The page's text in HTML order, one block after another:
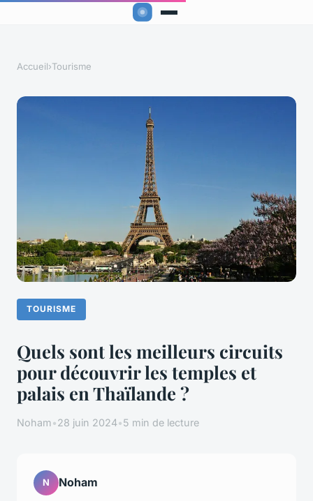
Accueil›Tourisme
TOURISME
Quels sont les meilleurs circuits
pour découvrir les temples et
palais en Thaïlande ?
Noham•28 juin 2024•5 min de lecture
N Noham